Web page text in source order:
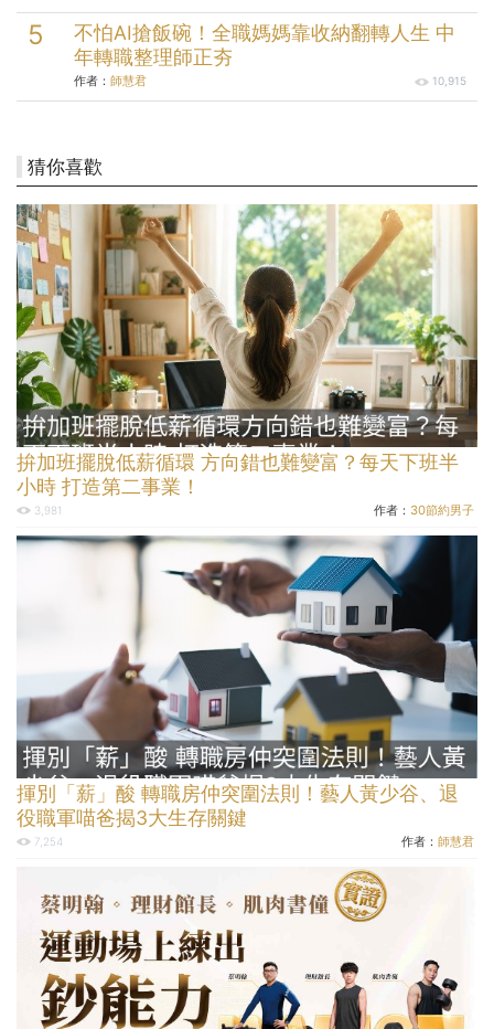
不怕AI搶飯碗！全職媽媽靠收納翻轉人生 中
年轉職整理師正夯
作者： 師慧君 10,915
猜你喜歡
拚加班擺脫低薪循環 方向錯也難變富？每天下班半
小時 打造第二事業！
3,981 作者： 30節約男子
揮別「薪」酸 轉職房仲突圍法則！藝人黃少谷、退
役職軍喵爸揭3大生存關鍵
7,254 作者： 師慧君